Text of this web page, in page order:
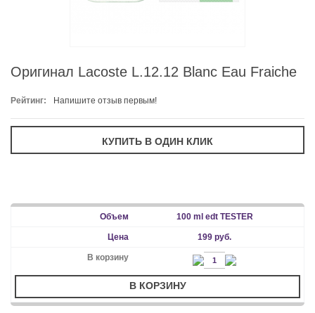
Оригинал Lacoste L.12.12 Blanc Eau Fraiche
Рейтинг: Напишите отзыв первым!
100 ml edt TESTER
199 руб.
В КОРЗИНУ